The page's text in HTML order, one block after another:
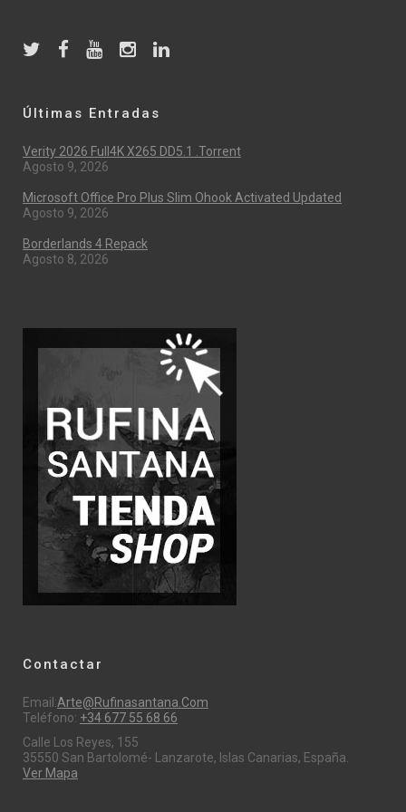
Últimas Entradas
Verity 2026 Full4K X265 DD5.1 .torrent
Agosto 9, 2026
Microsoft Office Pro Plus Slim Ohook Activated Updated
Agosto 9, 2026
Borderlands 4 Repack
Agosto 8, 2026
Contactar
Email:Arte@rufinasantana.com
Teléfono: +34 677 55 68 66
Calle Los Reyes, 155
35550 San Bartolomé- Lanzarote, Islas Canarias, España.
Ver Mapa